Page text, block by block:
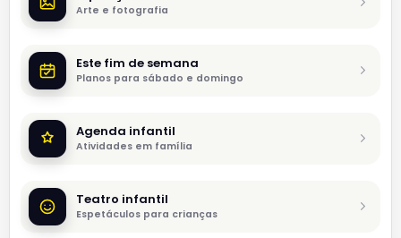
Arte e fotografia
Este fim de semana
Planos para sábado e domingo
Agenda infantil
Atividades em família
Teatro infantil
Espetáculos para crianças